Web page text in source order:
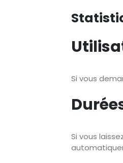
Si vous
Si vous